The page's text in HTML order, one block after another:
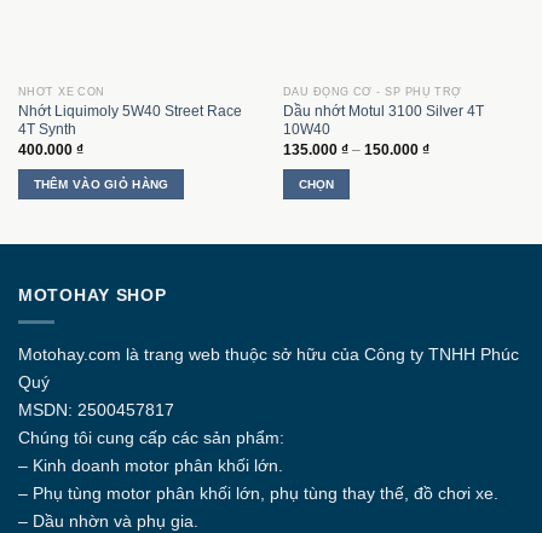
NHỚT XE CÔN
Nhớt Liquimoly 5W40 Street Race
4T Synth
400.000 ₫
THÊM VÀO GIỎ HÀNG
DẦU ĐỘNG CƠ - SP PHỤ TRỢ
Dầu nhớt Motul 3100 Silver 4T
10W40
135.000 ₫ – 150.000 ₫Khoảng
CHỌN
thể.
có
được
chọn
MOTOHAY SHOP
Motohay.com là trang web thuộc sở hữu của Công ty TNHH Phúc
Quý
MSDN: 2500457817
Chúng tôi cung cấp các sản phẩm:
– Kinh doanh motor phân khối lớn.
– Phụ tùng motor phân khối lớn, phụ tùng thay thế, đồ chơi xe.
– Dầu nhờn và phụ gia.